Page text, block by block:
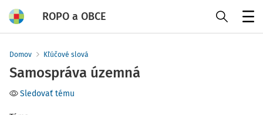
ROPO a OBCE
Domov Kľúčové slová
Samospráva územná
Sledovať tému